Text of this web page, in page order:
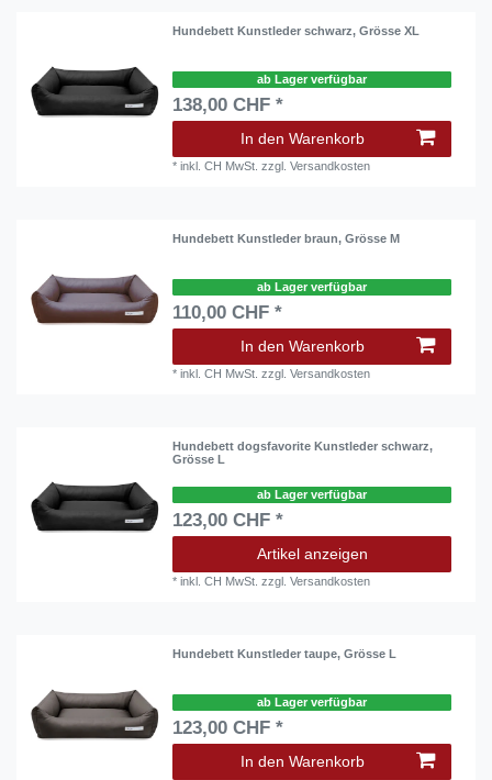
Hundebett Kunstleder schwarz, Grösse XL
ab Lager verfügbar
138,00 CHF *
In den Warenkorb
*inkl. CH MwSt. zzgl.Versandkosten
Hundebett Kunstleder braun, Grösse M
ab Lager verfügbar
110,00 CHF *
In den Warenkorb
*inkl. CH MwSt. zzgl.Versandkosten
Hundebett dogsfavorite Kunstleder schwarz,
Grösse L
ab Lager verfügbar
123,00 CHF *
Artikel anzeigen
*inkl. CH MwSt. zzgl.Versandkosten
Hundebett Kunstleder taupe, Grösse L
ab Lager verfügbar
123,00 CHF *
In den Warenkorb